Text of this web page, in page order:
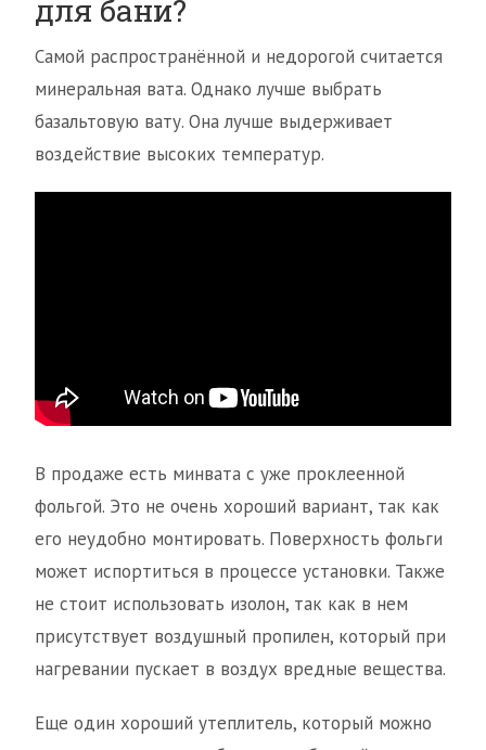
для бани?
Самой распространённой и недорогой считается
минеральная вата. Однако лучше выбрать
базальтовую вату. Она лучше выдерживает
воздействие высоких температур.
В продаже есть минвата с уже проклеенной
фольгой. Это не очень хороший вариант, так как
его неудобно монтировать. Поверхность фольги
может испортиться в процессе установки. Также
не стоит использовать изолон, так как в нем
присутствует воздушный пропилен, который при
нагревании пускает в воздух вредные вещества.
Еще один хороший утеплитель, который можно